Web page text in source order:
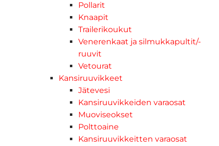
Pollarit
Knaapit
Trailerikoukut
Venerenkaat ja silmukkapultit/-
ruuvit
Vetourat
Kansiruuvikkeet
Jätevesi
Kansiruuvikkeiden varaosat
Muoviseokset
Polttoaine
Kansiruuvikkeitten varaosat